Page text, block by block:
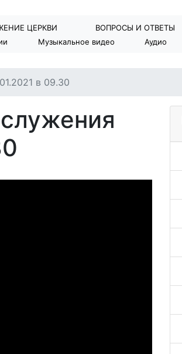
ЦЕРКВИ BОПРОСЫ И ОТВЕТЫ
Музыкальное видео Аудио
в 09.30